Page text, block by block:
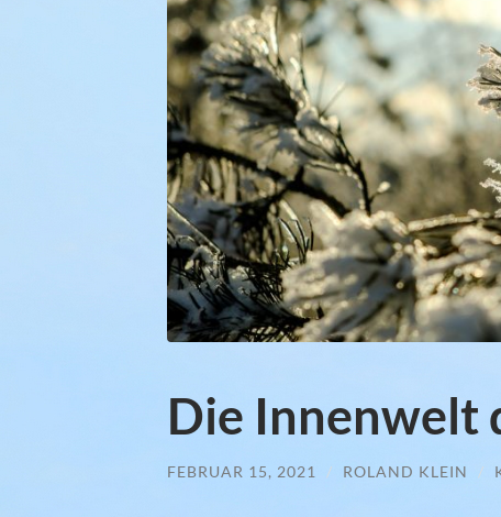
Die Innenwelt
FEBRUAR 15, 2021 / ROLAND KLEIN /